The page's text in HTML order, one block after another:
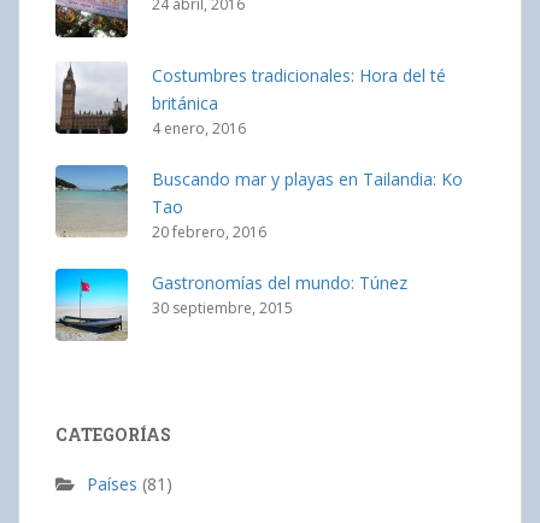
Costumbres tradicionales: Hora del té
británica
4 enero, 2016
Buscando mar y playas en Tailandia: Ko
Tao
20 febrero, 2016
Gastronomías del mundo: Túnez
30 septiembre, 2015
CATEGORÍAS
Países (81)